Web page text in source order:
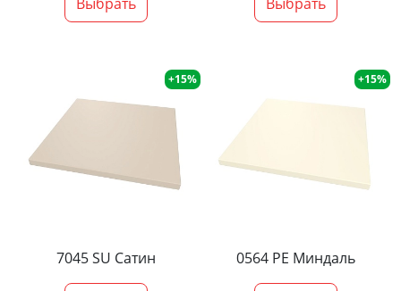
+15%
7045 SU Сатин
+15%
0564 PE Миндаль